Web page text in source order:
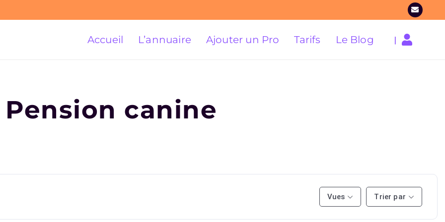
Accueil L’annuaire Ajouter un Pro Tarifs Le Blog |
Pension canine
Vues Trier par